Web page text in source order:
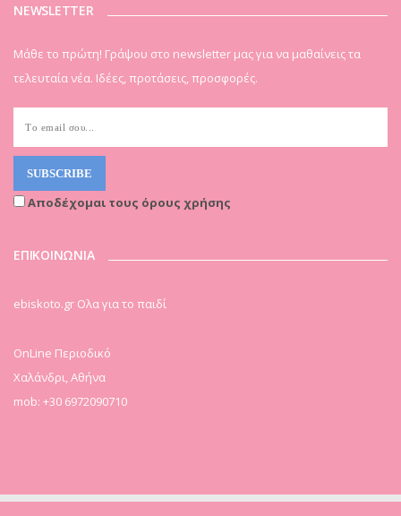
NEWSLETTER
Μάθε το πρώτη! Γράψου στο newsletter μας για να μαθαίνεις τα
τελευταία νέα. Ιδέες, προτάσεις, προσφορές.
Αποδέχομαι τους όρους χρήσης
ΕΠΙΚΟΙΝΩΝΙΑ
ebiskoto.gr Ολα για το παιδί
OnLine Περιοδικό
Χαλάνδρι, Αθήνα
mob: +30 6972090710